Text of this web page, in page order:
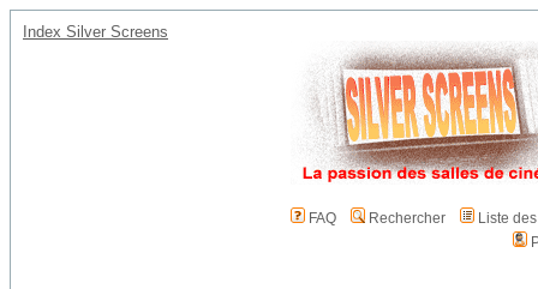
Index Silver Screens
FAQ Rechercher
Liste